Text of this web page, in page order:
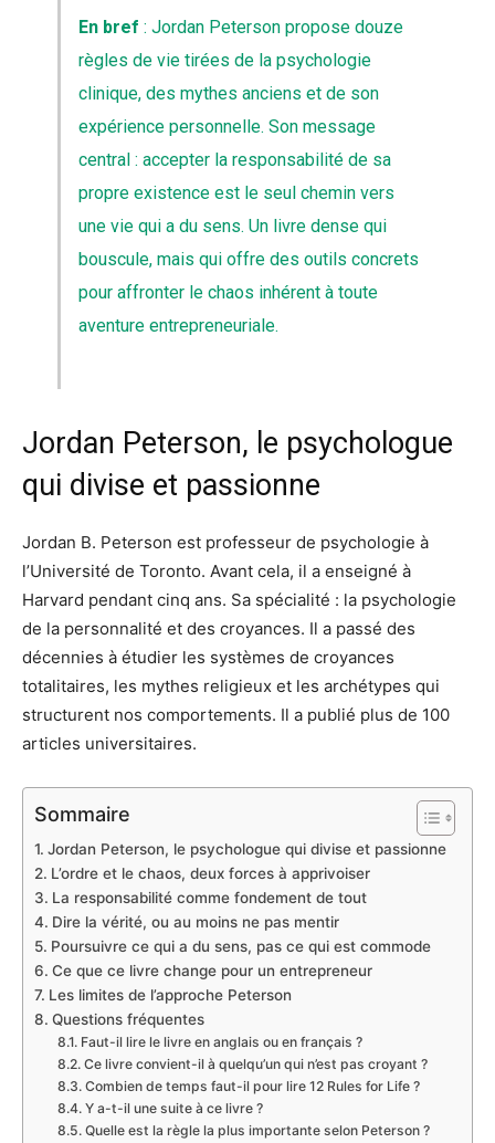
En bref : Jordan Peterson propose douze
règles de vie tirées de la psychologie
clinique, des mythes anciens et de son
expérience personnelle. Son message
central : accepter la responsabilité de sa
propre existence est le seul chemin vers
une vie qui a du sens. Un livre dense qui
bouscule, mais qui offre des outils concrets
pour affronter le chaos inhérent à toute
aventure entrepreneuriale.
Jordan Peterson, le psychologue
qui divise et passionne
Jordan B. Peterson est professeur de psychologie à
l’Université de Toronto. Avant cela, il a enseigné à
Harvard pendant cinq ans. Sa spécialité : la psychologie
de la personnalité et des croyances. Il a passé des
décennies à étudier les systèmes de croyances
totalitaires, les mythes religieux et les archétypes qui
structurent nos comportements. Il a publié plus de 100
articles universitaires.
Sommaire
Jordan Peterson, le psychologue qui divise et passionne
L’ordre et le chaos, deux forces à apprivoiser
La responsabilité comme fondement de tout
Dire la vérité, ou au moins ne pas mentir
Poursuivre ce qui a du sens, pas ce qui est commode
Ce que ce livre change pour un entrepreneur
Les limites de l’approche Peterson
Questions fréquentes
Faut-il lire le livre en anglais ou en français ?
Ce livre convient-il à quelqu’un qui n’est pas croyant ?
Combien de temps faut-il pour lire 12 Rules for Life ?
Y a-t-il une suite à ce livre ?
Quelle est la règle la plus importante selon Peterson ?